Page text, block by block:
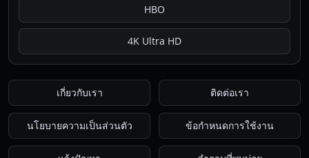
HBO
4K Ultra HD
เกี่ยวกับเรา ติดต่อเรา
นโยบายความเป็นส่วนตัว ข้อกำหนดการใช้งาน